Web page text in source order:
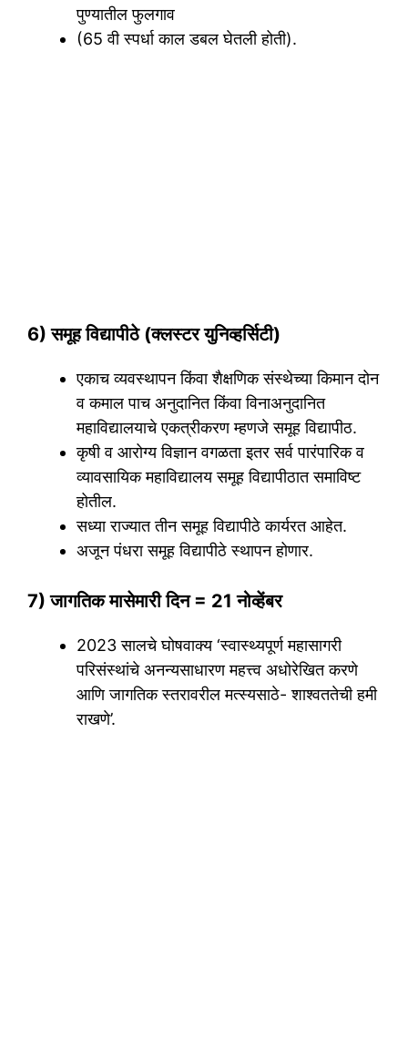
पुण्यातील फुलगाव
(65 वी स्पर्धा काल डबल घेतली होती).
6) समूह विद्यापीठे (क्लस्टर युनिव्हर्सिटी)
एकाच व्यवस्थापन किंवा शैक्षणिक संस्थेच्या किमान दोन
व कमाल पाच अनुदानित किंवा विनाअनुदानित
महाविद्यालयाचे एकत्रीकरण म्हणजे समूह विद्यापीठ.
कृषी व आरोग्य विज्ञान वगळता इतर सर्व पारंपारिक व
व्यावसायिक महाविद्यालय समूह विद्यापीठात समाविष्ट
होतील.
सध्या राज्यात तीन समूह विद्यापीठे कार्यरत आहेत.
अजून पंधरा समूह विद्यापीठे स्थापन होणार.
7) जागतिक मासेमारी दिन = 21 नोव्हेंबर
2023 सालचे घोषवाक्य ‘स्वास्थ्यपूर्ण महासागरी
परिसंस्थांचे अनन्यसाधारण महत्त्व अधोरेखित करणे
आणि जागतिक स्तरावरील मत्स्यसाठे- शाश्वततेची हमी
राखणे’.